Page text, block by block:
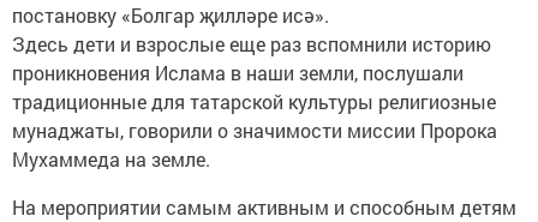
постановку «Болгар җилләре исә».
Здесь дети и взрослые еще раз вспомнили историю
проникновения Ислама в наши земли, послушали
традиционные для татарской культуры религиозные
мунаджаты, говорили о значимости миссии Пророка
Мухаммеда на земле.
На мероприятии самым активным и способным детям